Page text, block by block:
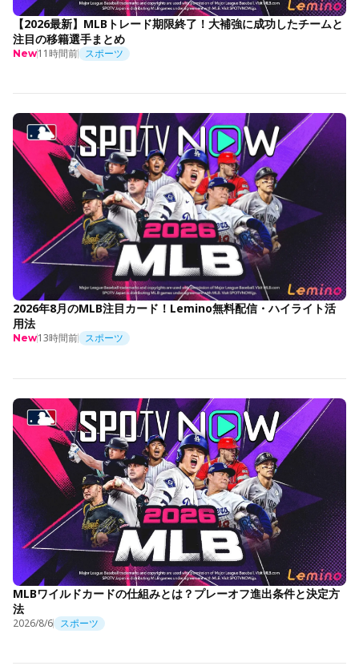
【2026最新】MLBトレード期限終了！大補強に成功したチームと
注目の移籍選手まとめ
New11時間前 スポーツ
2026年8月のMLB注目カード！Lemino無料配信・ハイライト活
用法
New13時間前 スポーツ
MLBワイルドカードの仕組みとは？プレーオフ進出条件と決定方
法
2026/8/6 スポーツ